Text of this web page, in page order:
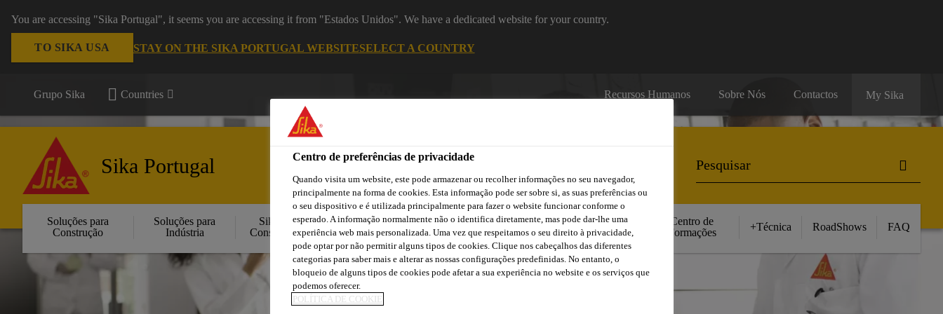
You are accessing "Sika Portugal", it seems you are accessing it from "Estados Unidos". We have a dedicated website for your country.
TO SIKA USA STAY ON THE SIKA PORTUGAL WEBSITESELECT A COUNTRY
Grupo Sika Countries Recursos Humanos Sobre Nós Contactos My Sika
Sika Portugal
Soluções para
Construção
Soluções para
Indústria
Sika
Consigo
Cidade
Sika
Lojas /
Aplicadores Sika
Transferências
Obras de
Referência
Centro de
Formações
+Técnica RoadShows FAQ
Centro de preferências de privacidade
Quando visita um website, este pode armazenar ou recolher informações no seu navegador,
principalmente na forma de cookies. Esta informação pode ser sobre si, as suas preferências ou
o seu dispositivo e é utilizada principalmente para fazer o website funcionar conforme o
esperado. A informação normalmente não o identifica diretamente, mas pode dar-lhe uma
experiência web mais personalizada. Uma vez que respeitamos o seu direito à privacidade,
pode optar por não permitir alguns tipos de cookies. Clique nos cabeçalhos das diferentes
categorias para saber mais e alterar as nossas configurações predefinidas. No entanto, o
bloqueio de alguns tipos de cookies pode afetar a sua experiência no website e os serviços que
podemos oferecer.
POLÍTICA DE COOKIE